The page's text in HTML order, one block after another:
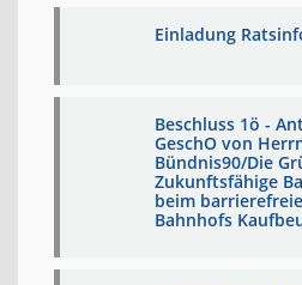
Einladung
Beschluss 1ö -
GeschO von
Bündnis90/Die
Zukunftsfähige
beim
Bahnhofs